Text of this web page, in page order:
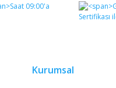
Bu ürüne ilk yorumu siz
Kurumsal